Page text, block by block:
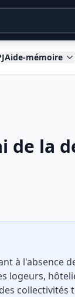
Aide-mémoire
de la
à l'absence
logeurs,